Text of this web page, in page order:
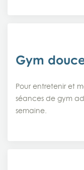
Gym
Pour entretenir et
séances de gym
semaine.